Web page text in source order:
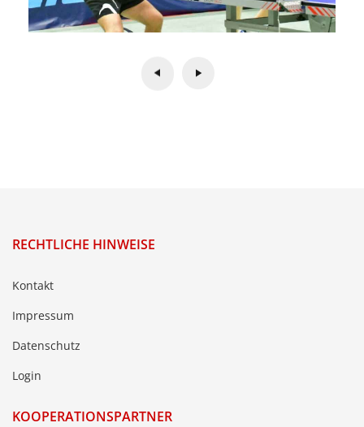
RECHTLICHE HINWEISE
Kontakt
Impressum
Datenschutz
Login
KOOPERATIONSPARTNER